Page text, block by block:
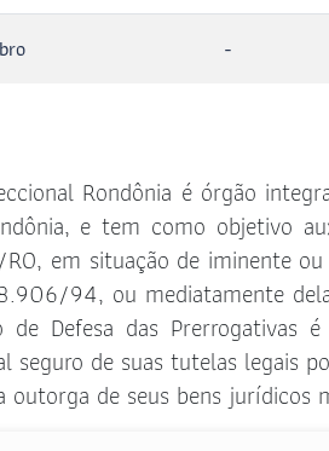
-
Rondônia é órgão
e tem como objetivo
em situação de iminente
94, ou mediatamente
Defesa das Prerrogativas
de suas tutelas legais
de seus bens jurídicos